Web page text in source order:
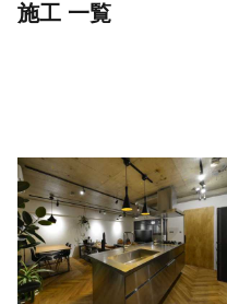
施工 一覧